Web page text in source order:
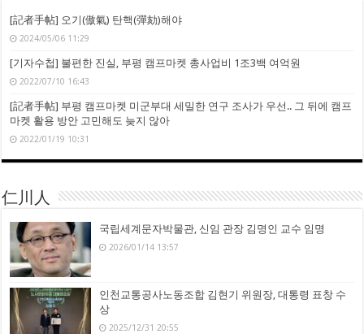
[記者手帖] 오기(傲氣) 탄핵(彈劾)해야
2024/05/06 11:29
[기자수첩] 불편한 진실, 부평 캠프마켓 총사업비 1조3백 여억원
2022/07/10 16:43
[記者手帖] 부평 캠프마켓 미군부대 세밀한 연구 조사가 우선.. 그 뒤에 캠프
마켓 활용 방안 고민해도 늦지 않아
2022/01/19 10:31
仁川人
국립세계문자박물관, 신임 관장 김명인 교수 임명
2026/01/14 13:57
인천교통공사노동조합 김현기 위원장, 대통령 표창 수
상
2025/12/31 20:55